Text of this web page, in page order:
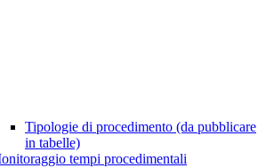
Tipologie di procedimento (da pubblicare
in tabelle)
tempi procedimentali